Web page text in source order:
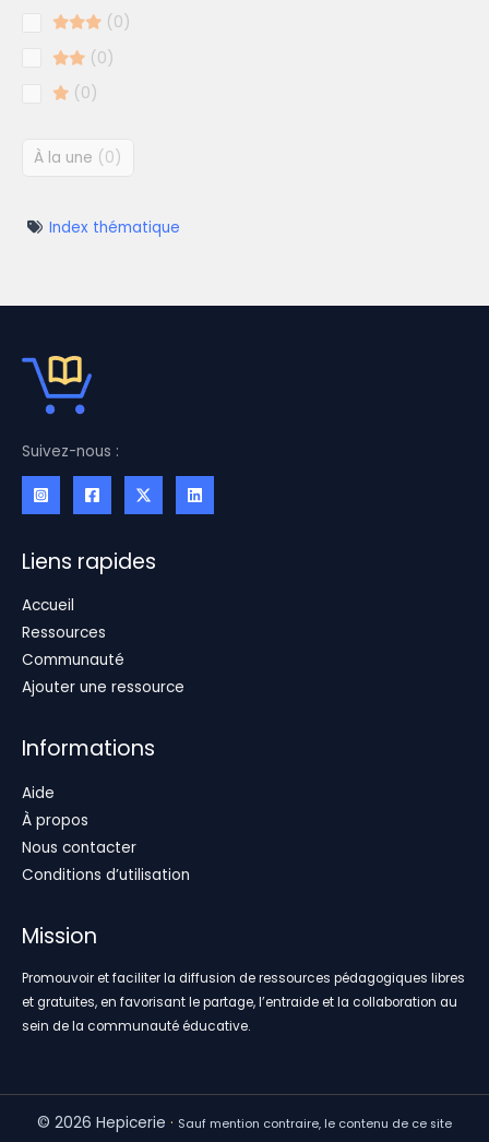
0
0
0
À la une 0
Index thématique
Suivez-nous :
Liens rapides
Accueil
Ressources
Communauté
Ajouter une ressource
Informations
Aide
À propos
Nous contacter
Conditions d’utilisation
Mission
Promouvoir et faciliter la diffusion de ressources pédagogiques libres
et gratuites, en favorisant le partage, l’entraide et la collaboration au
sein de la communauté éducative.
© 2026 Hepicerie · Sauf mention contraire, le contenu de ce site